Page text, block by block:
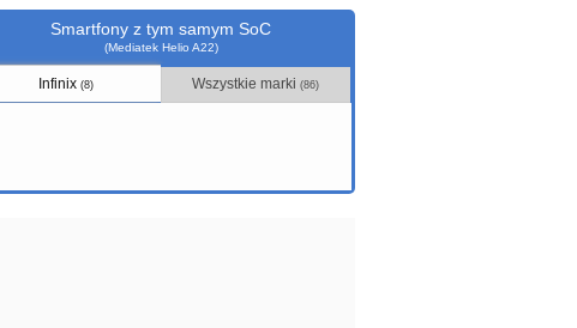
Smartfony z tym samym SoC
(Mediatek Helio A22)
Infinix(8) Wszystkie marki(86)